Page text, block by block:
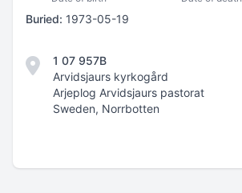
Buried: 1973-05-19
1 07 957B
Arvidsjaurs kyrkogård
Arjeplog Arvidsjaurs pastorat
Sweden, Norrbotten